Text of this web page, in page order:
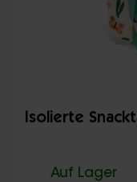
Isolierte
Auf Lager